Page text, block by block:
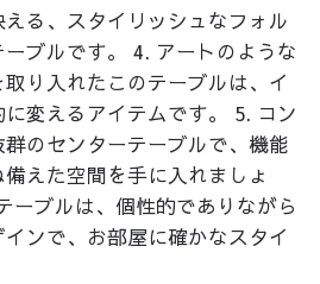
る、スタイリッシュなフォル
ブルです。 4. アートのような
り入れたこのテーブルは、イ
変えるアイテムです。 5. コン
のセンターテーブルで、機能
えた空間を手に入れましょ
ーブルは、個性的でありながら
ンで、お部屋に確かなスタイ